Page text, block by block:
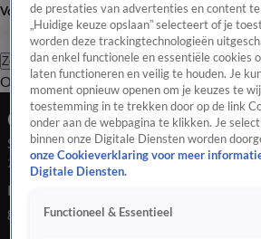
Volg Hart van Nederland
Zoeken
OverzichtRegioUitzendingenWeerTip
Ochtend Editie
Seizoen 2025, aflevering 4149
23 sep 2025, 09:00
De zorgpremie bij DSW blijft in 2026
gelijk. De zorgverzekeraar hoeft voor
de prestaties van advertenties en content
„Huidige keuze opslaan” selecteert of je
worden deze trackingtechnologieën
dan enkel functionele en essentiële cookies
laten functioneren en veilig te houden. Je
moment opnieuw openen om je keuzes te
toestemming in te trekken door op de link
onder aan de webpagina te klikken. Je
binnen onze Digitale Diensten worden
onze Cookieverklaring voor meer
Digitale Diensten.
Functioneel & Essentieel